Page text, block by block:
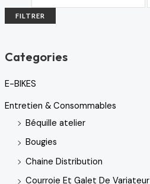
FILTRER
Categories
E-BIKES
Entretien & Consommables
Béquille atelier
Bougies
Chaine Distribution
Courroie Et Galet De Variateur